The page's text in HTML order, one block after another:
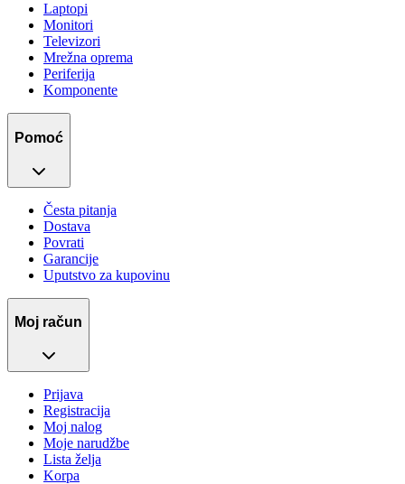
Laptopi
Monitori
Televizori
Mrežna oprema
Periferija
Komponente
Pomoć
Česta pitanja
Dostava
Povrati
Garancije
Uputstvo za kupovinu
Moj račun
Prijava
Registracija
Moj nalog
Moje narudžbe
Lista želja
Korpa